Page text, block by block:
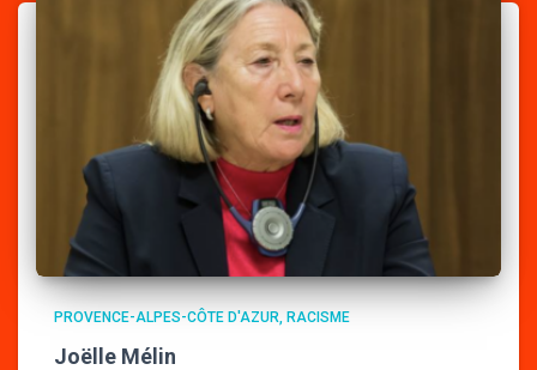
PROVENCE-ALPES-CÔTE D'AZUR RACISME
Joëlle Mélin